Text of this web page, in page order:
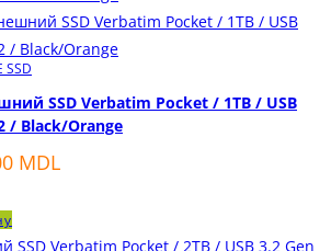
SSD Verbatim Pocket / 1TB / USB
/ Black/Orange
MDL